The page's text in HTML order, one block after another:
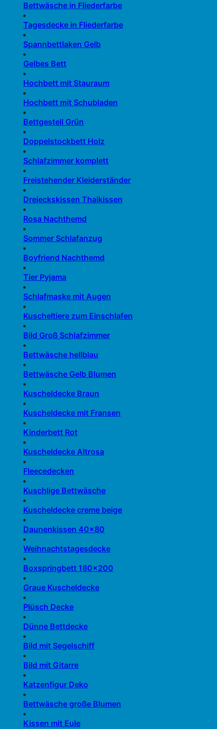
Bettwäsche in Fliederfarbe
Tagesdecke in Fliederfarbe
Spannbettlaken Gelb
Gelbes Bett
Hochbett mit Stauraum
Hochbett mit Schubladen
Bettgestell Grün
Doppelstockbett Holz
Schlafzimmer komplett
Freistehender Kleiderständer
Dreieckskissen Thaikissen
Rosa Nachthemd
Sommer Schlafanzug
Boyfriend Nachthemd
Tier Pyjama
Schlafmaske mit Augen
Kuscheltiere zum Einschlafen
Bild Groß Schlafzimmer
Bettwäsche hellblau
Bettwäsche Gelb Blumen
Kuscheldecke Braun
Kuscheldecke mit Fransen
Kinderbett Rot
Kuscheldecke Altrosa
Fleecedecken
Kuschlige Bettwäsche
Kuscheldecke creme beige
Daunenkissen 40×80
Weihnachtstagesdecke
Boxspringbett 180×200
Graue Kuscheldecke
Plüsch Decke
Dünne Bettdecke
Bild mit Segelschiff
Bild mit Gitarre
Katzenfigur Deko
Bettwäsche große Blumen
Kissen mit Eule